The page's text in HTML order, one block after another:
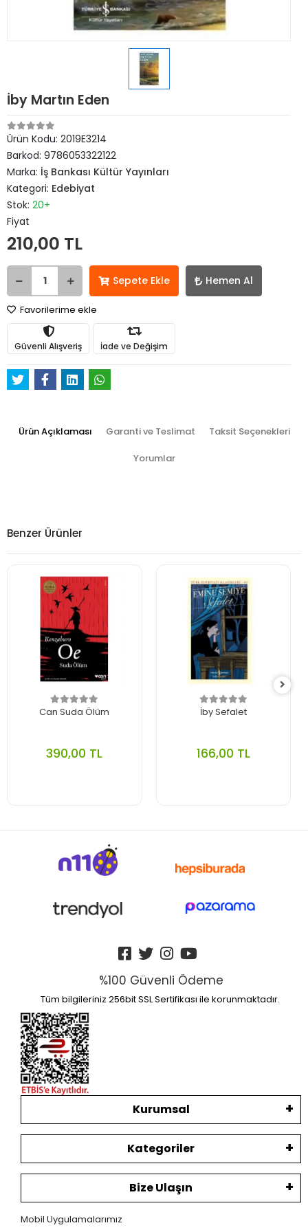
İby Martın Eden
Ürün Kodu: 2019E3214
Barkod: 9786053322122
Marka: İş Bankası Kültür Yayınları
Kategori: Edebiyat
Stok: 20+
Fiyat
210,00 TL
Sepete Ekle Hemen Al
Favorilerime ekle
Güvenli Alışveriş İade ve Değişim
Ürün Açıklaması Garanti ve Teslimat Taksit Seçenekleri
Yorumlar
Benzer Ürünler
Can Suda Ölüm
390,00 TL
İby Sefalet
166,00 TL
%100 Güvenli Ödeme
Tüm bilgileriniz 256bit SSL Sertifikası ile korunmaktadır.
Kurumsal
Kategoriler
Bize Ulaşın
Mobil Uygulamalarımız